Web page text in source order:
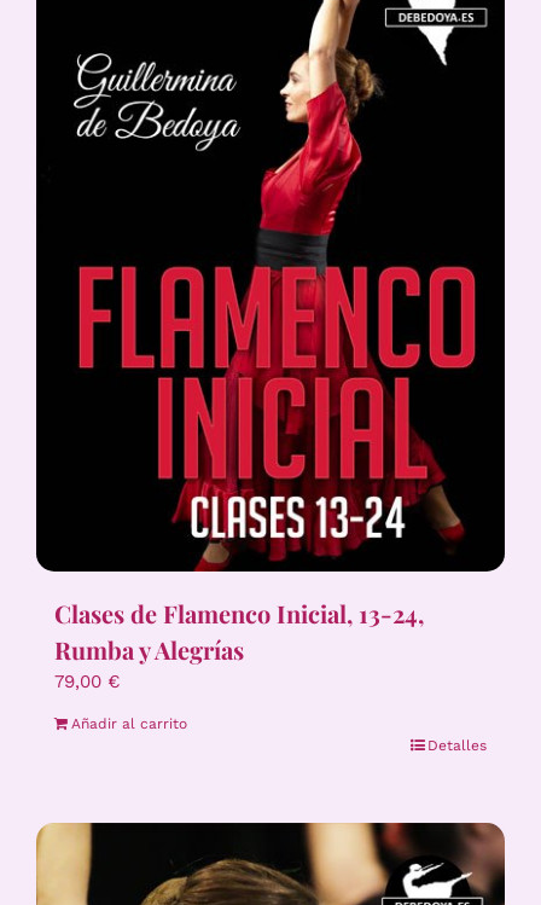
Clases de Flamenco Inicial, 13-24,
Rumba y Alegrías
79,00 €
Añadir al carrito
Detalles